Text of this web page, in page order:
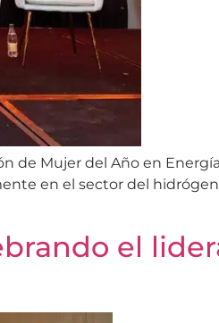
de Mujer del Año en
en el sector del
el